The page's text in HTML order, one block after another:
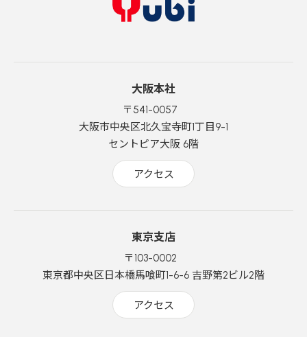
大阪本社
〒541-0057
大阪市中央区北久宝寺町1丁目9-1
セントピア大阪 6階
アクセス
東京支店
〒103-0002
東京都中央区日本橋馬喰町1-6-6 吉野第2ビル2階
アクセス